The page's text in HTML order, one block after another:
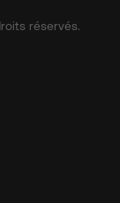
réservés.